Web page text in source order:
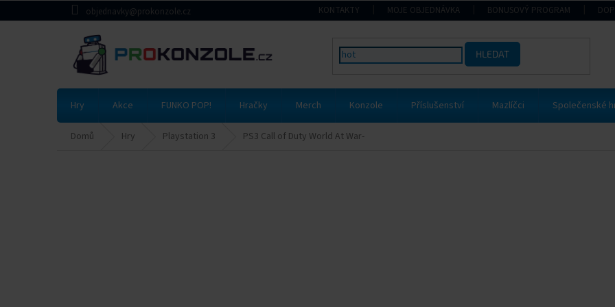
na
objednavky@prokonzole.cz KONTAKTY MOJE OBJEDNÁVKA BONUSOVÝ PROGRAM
HLEDAT
Hry Akce FUNKO POP! Hračky Merch Konzole Příslušenství Mazlíčci Společenské
Domů Hry Playstation 3 PS3 Call of Duty World At War-